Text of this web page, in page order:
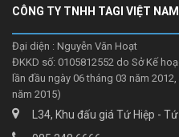
CÔNG TY TNHH TAGI VIỆT NAM
Đại diện : Nguyễn Văn Hoạt
ĐKKD số: 0105812552 do Sở Kế
lần đầu ngày 06 tháng 03 năm
năm 2015)
L34, Khu đấu giá Tứ Hiệp -